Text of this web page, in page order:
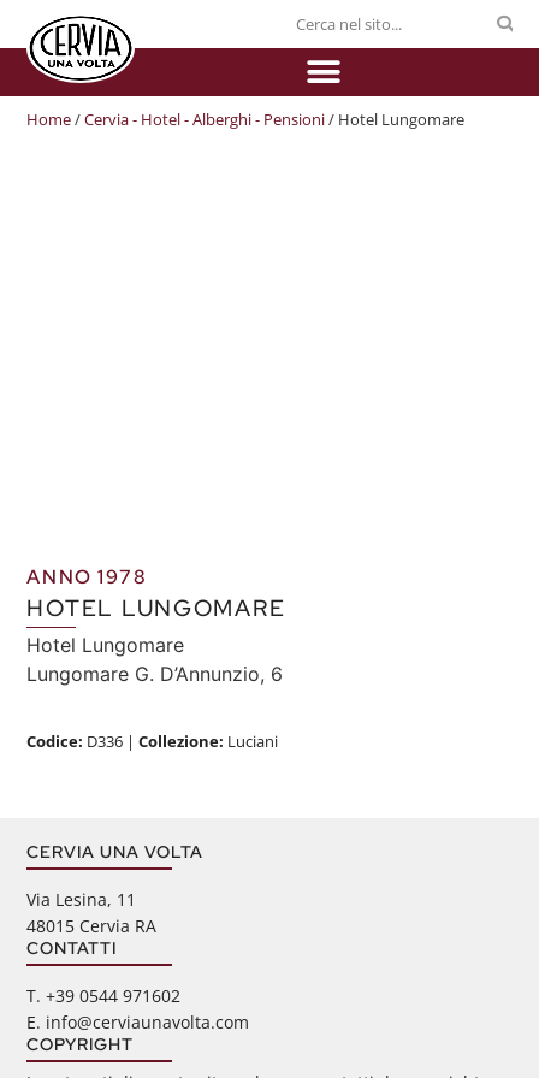
Home/Cervia - Hotel - Alberghi - Pensioni/ Hotel Lungomare
ANNO 1978
HOTEL LUNGOMARE
Hotel Lungomare
Lungomare G. D’Annunzio, 6
Codice: D336 |Collezione: Luciani
CERVIA UNA VOLTA
Via Lesina, 11
48015 Cervia RA
CONTATTI
‭T. +39 0544 971602
E. info@cerviaunavolta.com
COPYRIGHT